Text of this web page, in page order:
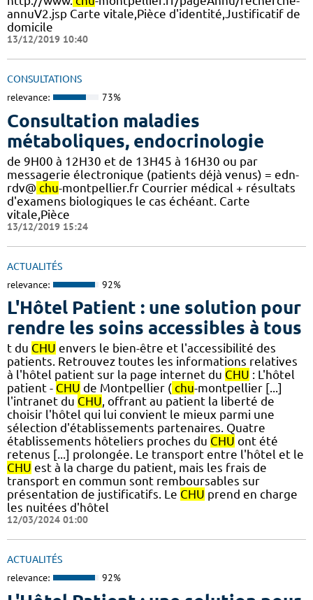
annuV2.jsp Carte vitale,Pièce d'identité,Justificatif de
domicile
13/12/2019 10:40
CONSULTATIONS
relevance: 73%
Consultation maladies
métaboliques, endocrinologie
de 9H00 à 12H30 et de 13H45 à 16H30 ou par
messagerie électronique (patients déjà venus) = edn-
rdv@ chu-montpellier.fr Courrier médical + résultats
d'examens biologiques le cas échéant. Carte
vitale,Pièce
13/12/2019 15:24
ACTUALITÉS
relevance: 92%
L'Hôtel Patient : une solution pour
rendre les soins accessibles à tous
t du CHU envers le bien-être et l'accessibilité des
patients. Retrouvez toutes les informations relatives
à l'hôtel patient sur la page internet du CHU : L'hôtel
patient - CHU de Montpellier ( chu-montpellier [...]
l'intranet du CHU, offrant au patient la liberté de
choisir l'hôtel qui lui convient le mieux parmi une
sélection d'établissements partenaires. Quatre
établissements hôteliers proches du CHU ont été
retenus [...] prolongée. Le transport entre l'hôtel et le
CHU est à la charge du patient, mais les frais de
transport en commun sont remboursables sur
présentation de justificatifs. Le CHU prend en charge
les nuitées d'hôtel
12/03/2024 01:00
ACTUALITÉS
relevance: 92%